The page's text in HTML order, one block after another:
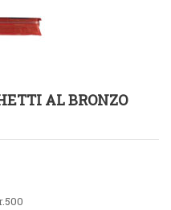
AL BRONZO